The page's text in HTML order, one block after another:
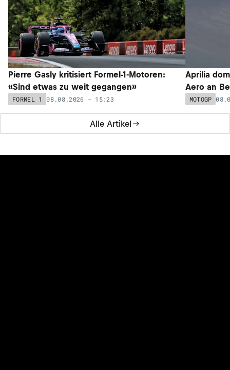
Alle Artikel
Pierre Gasly kritisiert Formel-1-Motoren:
«Sind etwas zu weit gegangen»
FORMEL 1 08.08.2026 - 15:23
Aprilia
Aero an
MOTOGP